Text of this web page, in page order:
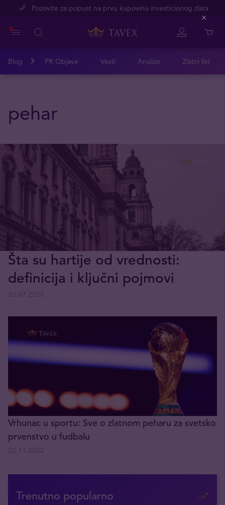
Pozovite za popust na prvu kupovinu investicionog zlata
Blog PR Objave Vesti Analize Zlatni list
pehar
Šta su hartije od vrednosti:
definicija i ključni pojmovi
Vrhunac u sportu: Sve o zlatnom peharu za svetsko
prvenstvo u fudbalu
Trenutno popularno
Close